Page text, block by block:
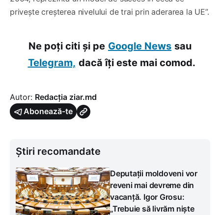
privește creșterea nivelului de trai prin aderarea la UE”.
Ne poți citi și pe Google News sau
Telegram, dacă îți este mai comod.
Autor: Redacția ziar.md
Abonează-te
Știri recomandate
Deputații moldoveni vor
reveni mai devreme din
vacanță. Igor Grosu:
„Trebuie să livrăm niște